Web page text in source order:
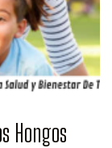
Hongos